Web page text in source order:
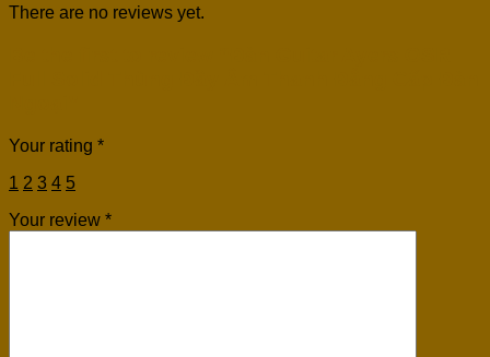
There are no reviews yet.
Your rating *
1 2 3 4 5
Your review *